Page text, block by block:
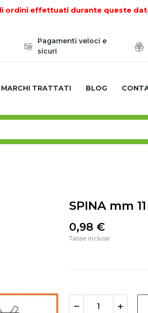
ordini effettuati durante queste
Pagamenti veloci e
sicuri
MARCHI TRATTATI BLOG
SPINA mm
0,98 €
Tasse incluse